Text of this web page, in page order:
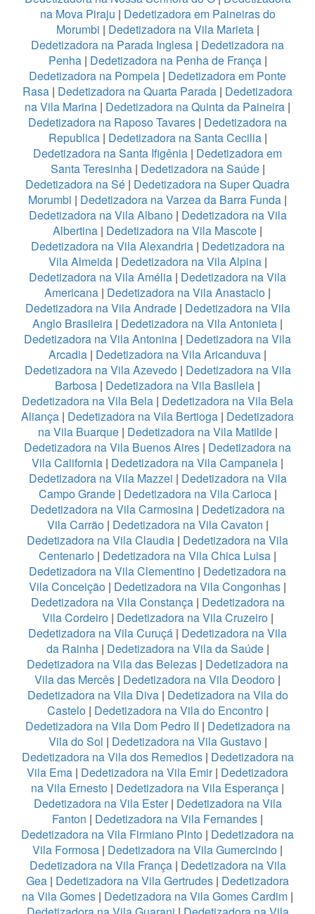
na Mova Piraju | Dedetizadora em Paineiras do
Morumbi | Dedetizadora na Vila Marieta|
Dedetizadora na Parada Inglesa | Dedetizadora na
Penha| Dedetizadora na Penha de França |
Dedetizadora na Pompeia | Dedetizadora em Ponte
Rasa | Dedetizadora na Quarta Parada | Dedetizadora
na Vila Marina | Dedetizadora na Quinta da Paineira |
Dedetizadora na Raposo Tavares | Dedetizadora na
Republica| Dedetizadora na Santa Cecilia|
Dedetizadora na Santa Ifigênia | Dedetizadora em
Santa Teresinha| Dedetizadora na Saúde|
Dedetizadora na Sé | Dedetizadora na Super Quadra
Morumbi | Dedetizadora na Varzea da Barra Funda |
Dedetizadora na Vila Albano| Dedetizadora na Vila
Albertina | Dedetizadora na Vila Mascote |
Dedetizadora na Vila Alexandria| Dedetizadora na
Vila Almeida | Dedetizadora na Vila Alpina |
Dedetizadora na Vila Amélia | Dedetizadora na Vila
Americana | Dedetizadora na Vila Anastacio |
Dedetizadora na Vila Andrade| Dedetizadora na Vila
Anglo Brasileira | Dedetizadora na Vila Antonieta |
Dedetizadora na Vila Antonina | Dedetizadora na Vila
Arcadia | Dedetizadora na Vila Aricanduva |
Dedetizadora na Vila Azevedo| Dedetizadora na Vila
Barbosa | Dedetizadora na Vila Basileia |
Dedetizadora na Vila Bela | Dedetizadora na Vila Bela
Aliança | Dedetizadora na Vila Bertioga | Dedetizadora
na Vila Buarque| Dedetizadora na Vila Matilde|
Dedetizadora na Vila Buenos Aires | Dedetizadora na
Vila California | Dedetizadora na Vila Campanela |
Dedetizadora na Vila Mazzei | Dedetizadora na Vila
Campo Grande| Dedetizadora na Vila Carioca|
Dedetizadora na Vila Carmosina | Dedetizadora na
Vila Carrão| Dedetizadora na Vila Cavaton |
Dedetizadora na Vila Claudia | Dedetizadora na Vila
Centenario | Dedetizadora na Vila Chica Luisa |
Dedetizadora na Vila Clementino | Dedetizadora na
Vila Conceição | Dedetizadora na Vila Congonhas |
Dedetizadora na Vila Constança| Dedetizadora na
Vila Cordeiro| Dedetizadora na Vila Cruzeiro |
Dedetizadora na Vila Curuçá | Dedetizadora na Vila
da Rainha | Dedetizadora na Vila da Saúde|
Dedetizadora na Vila das Belezas | Dedetizadora na
Vila das Mercês | Dedetizadora na Vila Deodoro |
Dedetizadora na Vila Diva| Dedetizadora na Vila do
Castelo| Dedetizadora na Vila do Encontro|
Dedetizadora na Vila Dom Pedro II | Dedetizadora na
Vila do Sol | Dedetizadora na Vila Gustavo|
Dedetizadora na Vila dos Remedios| Dedetizadora na
Vila Ema | Dedetizadora na Vila Emir| Dedetizadora
na Vila Ernesto | Dedetizadora na Vila Esperança |
Dedetizadora na Vila Ester| Dedetizadora na Vila
Fanton | Dedetizadora na Vila Fernandes |
Dedetizadora na Vila Firmiano Pinto | Dedetizadora na
Vila Formosa | Dedetizadora na Vila Gumercindo |
Dedetizadora na Vila França| Dedetizadora na Vila
Gea | Dedetizadora na Vila Gertrudes | Dedetizadora
na Vila Gomes | Dedetizadora na Vila Gomes Cardim |